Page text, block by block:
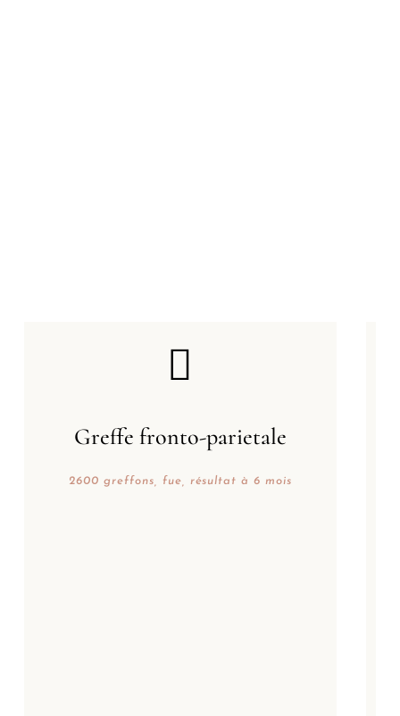

Greffe fronto-parietale
2600 greffons, fue, résultat à 6 mois